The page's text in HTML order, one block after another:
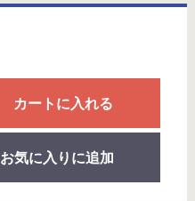
カートに入れる
お気に入りに追加